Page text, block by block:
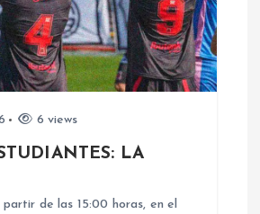
6 views
LA
de las 15:00 horas, en el